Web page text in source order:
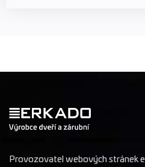
Provozovatel webových stránek